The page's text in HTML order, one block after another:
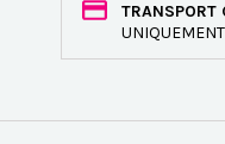
TRANSPORT